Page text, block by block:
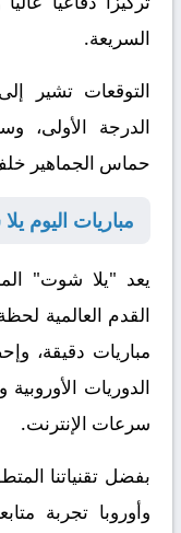
السريعة.
التوقعات تشير
الدرجة الأولى،
حماس الجماهير
مباريات اليوم
يعد "يلا شوت"
القدم العالمية
مباريات دقيقة،
الدوريات
سرعات الإنترنت.
بفضل تقنياتنا
وأوروبا تجربة